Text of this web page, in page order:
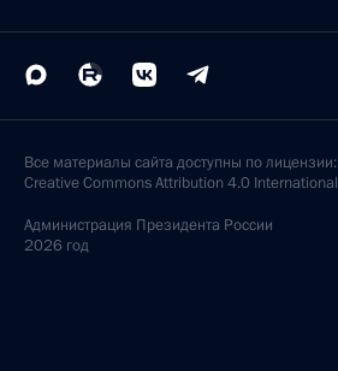
Все материалы сайта доступны по лицензии:
Creative Commons Attribution 4.0 International
Администрация Президента России
2026 год